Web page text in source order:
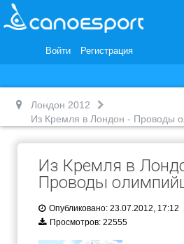
Войти Регистрация
Награды и Благодарности
Лондон 2012
Из Кремля в Лондон - Проводы
Из Кремля в
Проводы
Опубликовано: 23.07.2012, 17:12
Просмотров: 22555